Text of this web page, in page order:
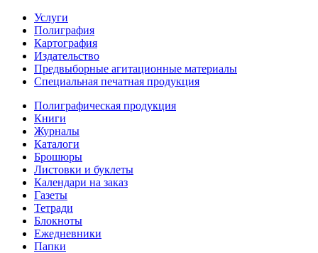
Услуги
Полиграфия
Картография
Издательство
Предвыборные агитационные материалы
Специальная печатная продукция
Полиграфическая продукция
Книги
Журналы
Каталоги
Брошюры
Листовки и буклеты
Календари на заказ
Газеты
Тетради
Блокноты
Ежедневники
Папки